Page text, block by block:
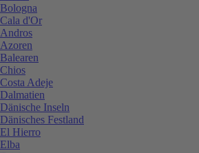
Bologna
Cala d'Or
Andros
Azoren
Balearen
Chios
Costa Adeje
Dalmatien
Dänische Inseln
Dänisches Festland
El Hierro
Elba